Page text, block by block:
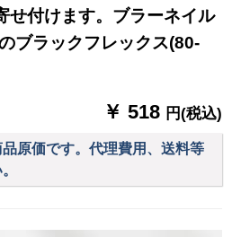
せ付けます。ブラーネイル
ブラックフレックス(80-
￥ 518 円(税込)
原価です。代理費用、送料等